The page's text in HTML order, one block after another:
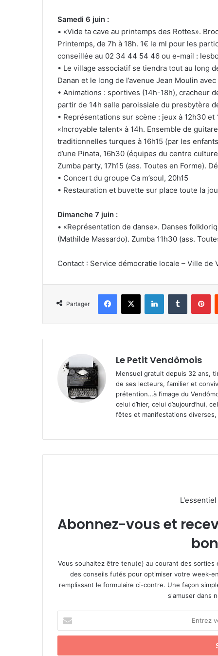
Samedi 6 juin :
• «Vide ta cave au printemps des Rottes».
Printemps, de 7h à 18h. 1€ le ml pour les
conseillée au 02 34 44 54 46 ou e-mail :
• Le village associatif se tiendra tout au long
Danan et le long de l’avenue Jean Moulin
• Animations : sportives (14h-18h), cracheur
partir de 14h salle paroissiale du presbytère
• Représentations sur scène : jeux à 12h30
«Incroyable talent» à 14h. Ensemble de
traditionnelles turques à 16h15 (par les
d’une Pinata, 16h30 (équipes du centre
Zumba party, 17h15 (ass. Toutes en Forme).
• Concert du groupe Ca m’soul, 20h15
• Restauration et buvette sur place toute la
Dimanche 7 juin :
• «Représentation de danse». Danses
(Mathilde Massardo). Zumba 11h30 (ass.
Contact : Service démocratie locale – Ville de
Partager
Le Petit Vendômois
Mensuel gratuit depuis 32 ans,
de ses lecteurs, familier et
prétention…à l’image du
celui d’hier, celui d’aujourd’hui,
fêtes et manifestations
Abonnez-vous et
Vous souhaitez être tenu(e) au courant des
des conseils futés pour optimiser votre week-
remplissant le formulaire ci-contre. Une façon
s'amuser dans
t